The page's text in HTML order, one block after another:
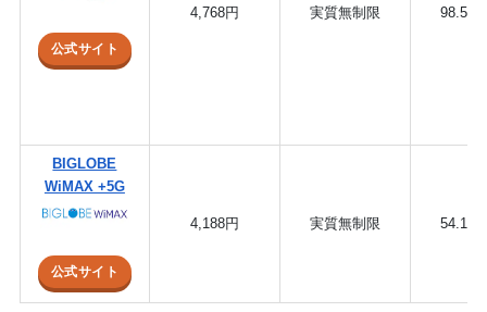
公式サイト
4,768円 実質無制限
BIGLOBE
WiMAX +5G
公式サイト
4,188円 実質無制限